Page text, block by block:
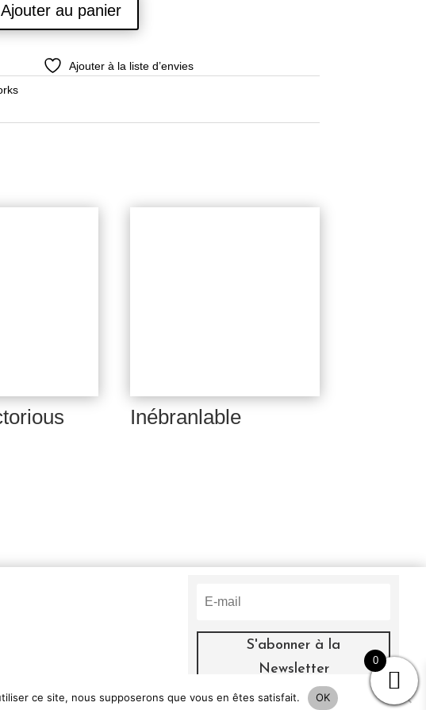
Ajouter au panier
Ajouter à la liste d’envies
Inébranlable
S'abonner à la
Newsletter
0
ce site, nous supposerons que vous en êtes satisfait. OK